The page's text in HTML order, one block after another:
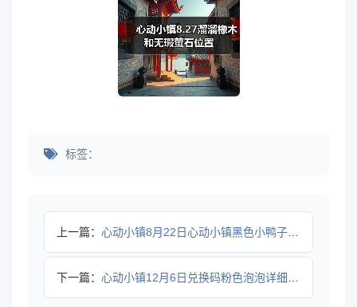
标签：
上一篇： 心动小镇8月22日心动小镇黑色小鸭子➕溜溜木➕萤石
下一篇： 心动小镇12月6日兑换码粉色泡泡详细位置溜溜木萤石